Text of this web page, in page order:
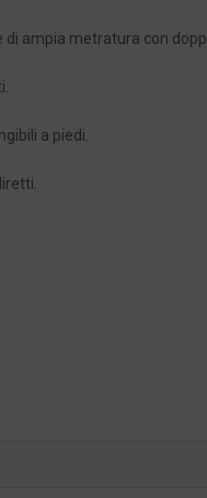
ampia metratura con
a piedi.